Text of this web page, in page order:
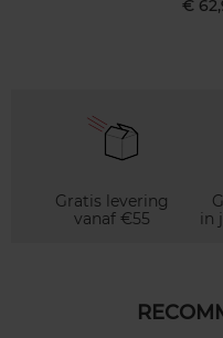
€
Gratis levering
vanaf €55
in